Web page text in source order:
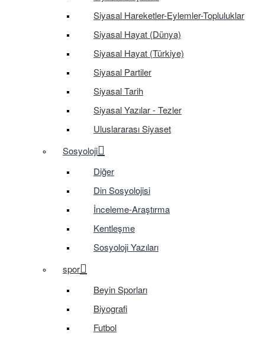
Siyasal Hareketler-Eylemler-Topluluklar
Siyasal Hayat (Dünya)
Siyasal Hayat (Türkiye)
Siyasal Partiler
Siyasal Tarih
Siyasal Yazılar - Tezler
Uluslararası Siyaset
Sosyoloji
Diğer
Din Sosyolojisi
İnceleme-Araştırma
Kentleşme
Sosyoloji Yazıları
spor
Beyin Sporları
Biyografi
Futbol